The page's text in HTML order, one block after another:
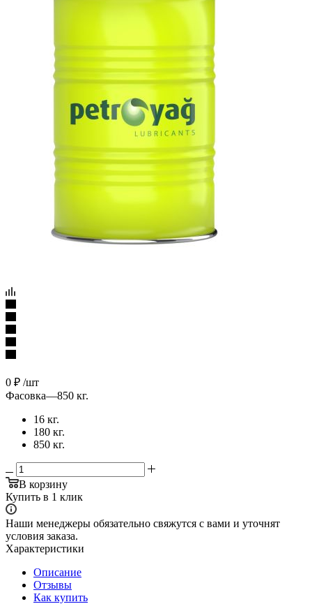
0 ₽ /шт
Фасовка—850 кг.
16 кг.
180 кг.
850 кг.
В корзину
Купить в 1 клик
Наши менеджеры обязательно свяжутся с вами и уточнят
условия заказа.
Характеристики
Описание
Отзывы
Как купить